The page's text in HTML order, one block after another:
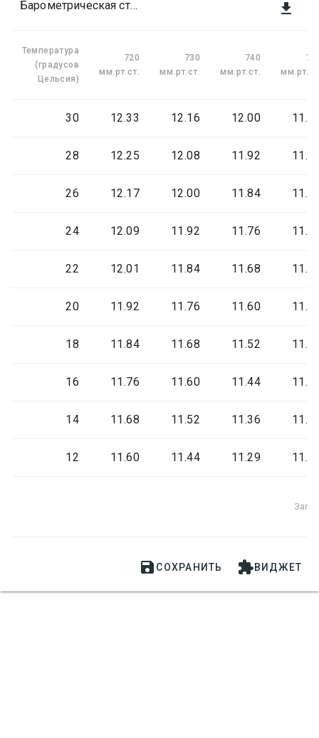

Барометрическая ступень
Температура
(градусов
Цельсия)
720
мм.рт.ст.
730
мм.рт.ст.
740
мм.рт.ст.
30 12.33 12.16 12.00
28 12.25 12.08 11.92
26 12.17 12.00 11.84
24 12.09 11.92 11.76
22 12.01 11.84 11.68
20 11.92 11.76 11.60
18 11.84 11.68 11.52
16 11.76 11.60 11.44
14 11.68 11.52 11.36
12 11.60 11.44 11.29
 СОХРАНИТЬ ВИДЖЕТ